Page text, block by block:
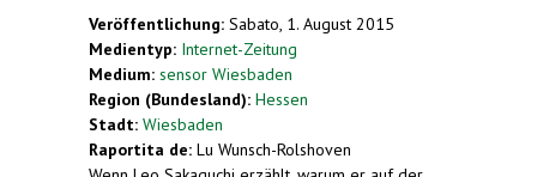
Veröffentlichung: Sabato, 1. August 2015
Medientyp: Internet-Zeitung
Medium: sensor Wiesbaden
Region (Bundesland): Hessen
Stadt: Wiesbaden
Raportita de: Lu Wunsch-Rolshoven